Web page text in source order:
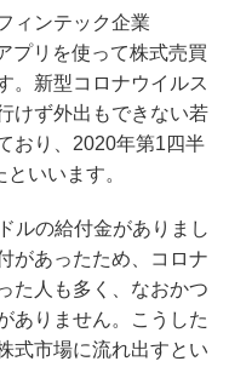
ィンテック企業
プリを使って株式売買
。新型コロナウイルス
けず外出もできない若
おり、2020年第1四半
いいます。
ルの給付金がありまし
があったため、コロナ
た人も多く、なおかつ
ありません。こうした
式市場に流れ出すとい